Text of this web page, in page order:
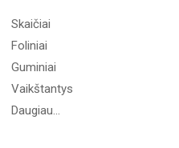
Skaičiai
Foliniai
Guminiai
Vaikštantys
Daugiau...